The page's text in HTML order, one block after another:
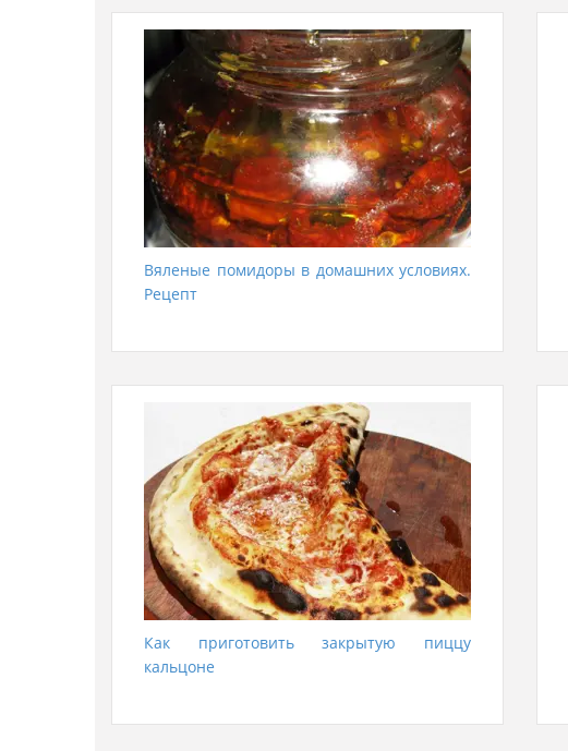
Вяленые помидоры в домашних условиях.
Рецепт
Как приготовить закрытую пиццу
кальцоне